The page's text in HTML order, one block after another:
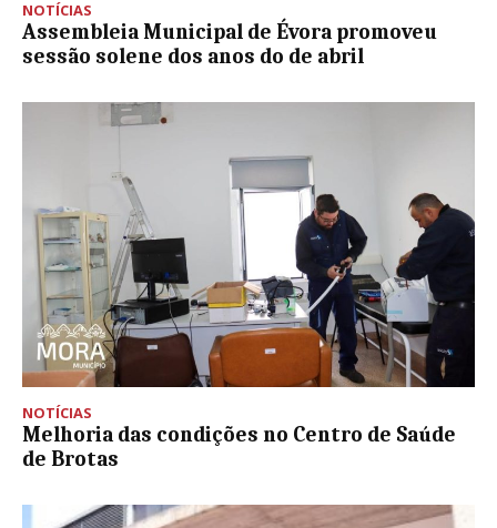
NOTÍCIAS
Assembleia Municipal de Évora promoveu
sessão solene dos anos do de abril
NOTÍCIAS
Melhoria das condições no Centro de Saúde
de Brotas